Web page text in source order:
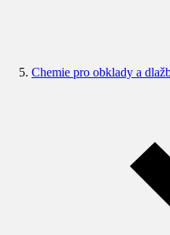
Chemie pro obklady a